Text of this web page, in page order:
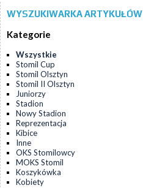
WYSZUKIWARKA ARTYKUŁÓW
Kategorie
Wszystkie
Stomil Cup
Stomil Olsztyn
Stomil II Olsztyn
Juniorzy
Stadion
Nowy Stadion
Reprezentacja
Kibice
Inne
OKS Stomilowcy
MOKS Stomil
Koszykówka
Kobiety